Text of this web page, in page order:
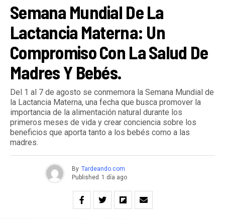
Semana Mundial De La
Lactancia Materna: Un
Compromiso Con La Salud De
Madres Y Bebés.
Del 1 al 7 de agosto se conmemora la Semana Mundial de
la Lactancia Materna, una fecha que busca promover la
importancia de la alimentación natural durante los
primeros meses de vida y crear conciencia sobre los
beneficios que aporta tanto a los bebés como a las
madres.
By Tardeando.com
Published 1 día ago